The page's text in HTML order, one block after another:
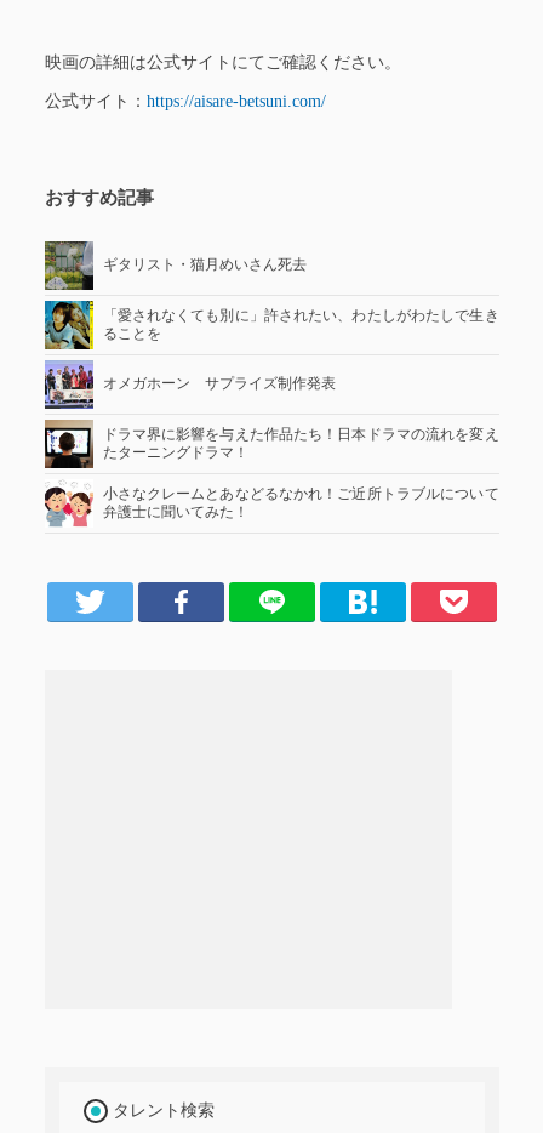
映画の詳細は公式サイトにてご確認ください。
公式サイト： https://aisare-betsuni.com/
おすすめ記事
ギタリスト・猫月めいさん死去
「愛されなくても別に」許されたい、わたしがわたしで生き
ることを
オメガホーン サプライズ制作発表
ドラマ界に影響を与えた作品たち！日本ドラマの流れを変え
たターニングドラマ！
小さなクレームとあなどるなかれ！ご近所トラブルについて
弁護士に聞いてみた！
Facebook LINE はてブ Pocket
タレント検索